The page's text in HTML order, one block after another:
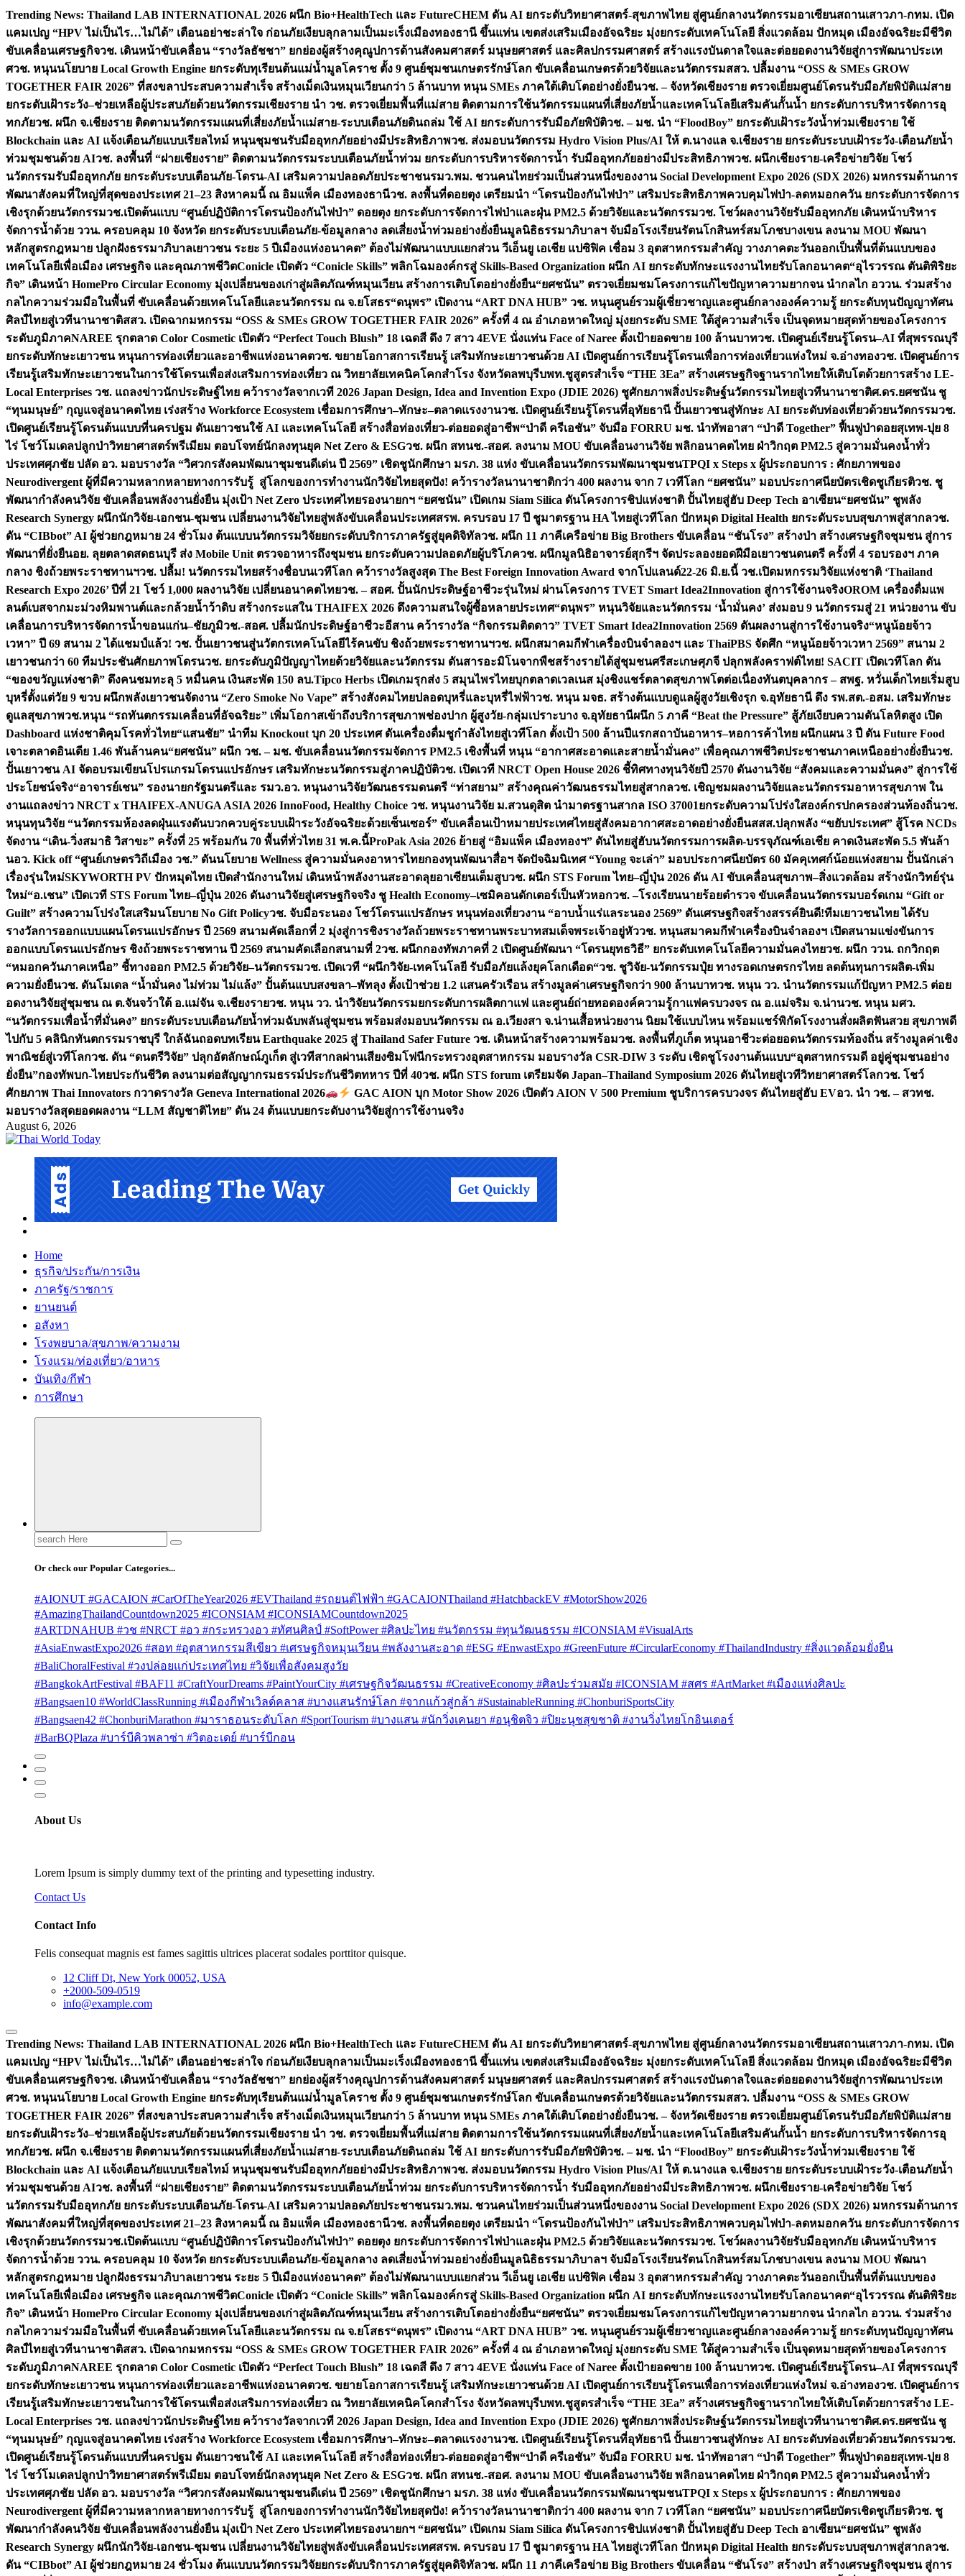
Skip
content
Trending News: Thailand LAB INTERNATIONAL 2026 ผนึก Bio+HealthTech และ FutureCHEM ดัน AI ยกระดับวิทยาศาสตร์-สุขภาพไทย สู่ศูนย์กลางนวัตกรรมอาเซียนสถานเสาวภา-กทม. เปิด
แคมเปญ “HPV ไม่เป็นไร…ไม่ได้” เตือนอย่าชะล่าใจ ก่อนภัยเงียบลุกลามเป็นมะเร็งเมืองทองธานี ขึ้นแท่น เขตส่งเสริมเมืองอัจฉริยะ มุ่งยกระดับเทคโนโลยี สิ่งแวดล้อม ปักหมุด เมืองอัจฉริยะมีชีวิต
ขับเคลื่อนเศรษฐกิจวช. เดินหน้าขับเคลื่อน “รางวัลธัชชา” ยกย่องผู้สร้างคุณูปการด้านสังคมศาสตร์ มนุษยศาสตร์ และศิลปกรรมศาสตร์ สร้างแรงบันดาลใจและต่อยอดงานวิจัยสู่การพัฒนาประเท
ศวช. หนุนนโยบาย Local Growth Engine ยกระดับทุเรียนต้นแม่น้ำมูลโคราช ตั้ง 9 ศูนย์ชุมชนเกษตรรักษ์โลก ขับเคลื่อนเกษตรด้วยวิจัยและนวัตกรรมสสว. ปลื้มงาน “OSS & SMEs GROW
TOGETHER FAIR 2026” ที่สงขลาประสบความสำเร็จ สร้างเม็ดเงินหมุนเวียนกว่า 5 ล้านบาท หนุน SMEs ภาคใต้เติบโตอย่างยั่งยืนวช. – จังหวัดเชียงราย ตรวจเยี่ยมศูนย์โดรนรับมือภัยพิบัติแม่สาย
ยกระดับเฝ้าระวัง–ช่วยเหลือผู้ประสบภัยด้วยนวัตกรรมเชียงราย นำ วช. ตรวจเยี่ยมพื้นที่แม่สาย ติดตามการใช้นวัตกรรมแผนที่เสี่ยงภัยน้ำและเทคโนโลยีเสริมคันกั้นน้ำ ยกระดับการบริหารจัดการอุ
ทกภัยวช. ผนึก จ.เชียงราย ติดตามนวัตกรรมแผนที่เสี่ยงภัยน้ำแม่สาย-ระบบเตือนภัยดินถล่ม ใช้ AI ยกระดับการรับมือภัยพิบัติวช. – มช. นำ “FloodBoy” ยกระดับเฝ้าระวังน้ำท่วมเชียงราย ใช้
Blockchain และ AI แจ้งเตือนภัยแบบเรียลไทม์ หนุนชุมชนรับมืออุทกภัยอย่างมีประสิทธิภาพวช. ส่งมอบนวัตกรรม Hydro Vision Plus/AI ให้ ต.นางแล จ.เชียงราย ยกระดับระบบเฝ้าระวัง-เตือนภัยน้ำ
ท่วมชุมชนด้วย AIวช. ลงพื้นที่ “ฝายเชียงราย” ติดตามนวัตกรรมระบบเตือนภัยน้ำท่วม ยกระดับการบริหารจัดการน้ำ รับมืออุทกภัยอย่างมีประสิทธิภาพวช. ผนึกเชียงราย-เครือข่ายวิจัย โชว์
นวัตกรรมรับมืออุทกภัย ยกระดับระบบเตือนภัย-โดรน-AI เสริมความปลอดภัยประชาชนรมว.พม. ชวนคนไทยร่วมเป็นส่วนหนึ่งของงาน Social Development Expo 2026 (SDX 2026) มหกรรมด้านการ
พัฒนาสังคมที่ใหญ่ที่สุดของประเทศ 21–23 สิงหาคมนี้ ณ อิมแพ็ค เมืองทองธานีวช. ลงพื้นที่ดอยตุง เตรียมนำ “โดรนป้องกันไฟป่า” เสริมประสิทธิภาพควบคุมไฟป่า-ลดหมอกควัน ยกระดับการจัดการ
เชิงรุกด้วยนวัตกรรมวช.เปิดต้นแบบ “ศูนย์ปฏิบัติการโดรนป้องกันไฟป่า” ดอยตุง ยกระดับการจัดการไฟป่าและฝุ่น PM2.5 ด้วยวิจัยและนวัตกรรมวช. โชว์ผลงานวิจัยรับมืออุทกภัย เดินหน้าบริหาร
จัดการน้ำด้วย ววน. ครอบคลุม 10 จังหวัด ยกระดับระบบเตือนภัย-ข้อมูลกลาง ลดเสี่ยงน้ำท่วมอย่างยั่งยืนมูลนิธิธรรมาภิบาลฯ จับมือโรงเรียนรัตนโกสินทร์สมโภชบางเขน ลงนาม MOU พัฒนา
หลักสูตรกฎหมาย ปลูกฝังธรรมาภิบาลเยาวชน ระยะ 5 ปีเมืองแห่งอนาคต” ต้องไม่พัฒนาแบบแยกส่วน วีเอ็นยู เอเชีย แปซิฟิค เชื่อม 3 อุตสาหกรรมสำคัญ วางภาคตะวันออกเป็นพื้นที่ต้นแบบของ
เทคโนโลยีเพื่อเมือง เศรษฐกิจ และคุณภาพชีวิตConicle เปิดตัว “Conicle Skills” พลิกโฉมองค์กรสู่ Skills-Based Organization ผนึก AI ยกระดับทักษะแรงงานไทยรับโลกอนาคต“อุไรวรรณ ตันติพิริยะ
กิจ” เดินหน้า HomePro Circular Economy มุ่งเปลี่ยนของเก่าสู่ผลิตภัณฑ์หมุนเวียน สร้างการเติบโตอย่างยั่งยืน“ยศชนัน” ตรวจเยี่ยมชมโครงการแก้ไขปัญหาความยากจน นำกลไก อววน. ร่วมสร้าง
กลไกความร่วมมือในพื้นที่ ขับเคลื่อนด้วยเทคโนโลยีและนวัตกรรม ณ จ.ยโสธร“ดนุพร” เปิดงาน “ART DNA HUB” วช. หนุนศูนย์รวมผู้เชี่ยวชาญและศูนย์กลางองค์ความรู้ ยกระดับทุนปัญญาทัศน
ศิลป์ไทยสู่เวทีนานาชาติสสว. เปิดฉากมหกรรม “OSS & SMEs GROW TOGETHER FAIR 2026” ครั้งที่ 4 ณ อำเภอหาดใหญ่ มุ่งยกระดับ SME ใต้สู่ความสำเร็จ เป็นจุดหมายสุดท้ายของโครงการ
ระดับภูมิภาคNAREE รุกตลาด Color Cosmetic เปิดตัว “Perfect Touch Blush” 18 เฉดสี ดึง 7 สาว 4EVE นั่งแท่น Face of Naree ตั้งเป้ายอดขาย 100 ล้านบาทวช. เปิดศูนย์เรียนรู้โดรน–AI ที่สุพรรณบุรี
ยกระดับทักษะเยาวชน หนุนการท่องเที่ยวและอาชีพแห่งอนาคตวช. ขยายโอกาสการเรียนรู้ เสริมทักษะเยาวชนด้วย AI เปิดศูนย์การเรียนรู้โดรนเพื่อการท่องเที่ยวแห่งใหม่ จ.อ่างทองวช. เปิดศูนย์การ
เรียนรู้เสริมทักษะเยาวชนในการใช้โดรนเพื่อส่งเสริมการท่องเที่ยว ณ วิทยาลัยเทคนิคโคกสำโรง จังหวัดลพบุรีบพท.ชูสูตรสำเร็จ “THE 3Ea” สร้างเศรษฐกิจฐานรากไทยให้เติบโตด้วยการสร้าง LE-
Local Enterprises วช. แถลงข่าวนักประดิษฐ์ไทย คว้ารางวัลจากเวที 2026 Japan Design, Idea and Invention Expo (JDIE 2026) ชูศักยภาพสิ่งประดิษฐ์นวัตกรรมไทยสู่เวทีนานาชาติศ.ดร.ยศชนัน ชู
“ทุนมนุษย์” กุญแจสู่อนาคตไทย เร่งสร้าง Workforce Ecosystem เชื่อมการศึกษา–ทักษะ–ตลาดแรงงานวช. เปิดศูนย์เรียนรู้โดรนที่อุทัยธานี ปั้นเยาวชนสู่ทักษะ AI ยกระดับท่องเที่ยวด้วยนวัตกรรมวช.
เปิดศูนย์เรียนรู้โดรนต้นแบบที่นครปฐม ดันเยาวชนใช้ AI และเทคโนโลยี สร้างสื่อท่องเที่ยว-ต่อยอดสู่อาชีพ“ป่าดี ครีเอชัน” จับมือ FORRU มช. นำทัพอาสา “ป่าดี Together” ฟื้นฟูป่าดอยสุเทพ-ปุย 8
ไร่ โชว์โมเดลปลูกป่าวิทยาศาสตร์พรีเมียม ตอบโจทย์นักลงทุนยุค Net Zero & ESGวช. ผนึก สทนช.-สอศ. ลงนาม MOU ขับเคลื่อนงานวิจัย พลิกอนาคตไทย ฝ่าวิกฤต PM2.5 สู่ความมั่นคงน้ำทั่ว
ประเทศศุภชัย ปลัด อว. มอบรางวัล “วิศวกรสังคมพัฒนาชุมชนดีเด่น ปี 2569” เชิดชูนักศึกษา มรภ. 38 แห่ง ขับเคลื่อนนวัตกรรมพัฒนาชุมชนTPQI x Steps x ผู้ประกอบการ : ศักยภาพของ
Neurodivergent ผู้ที่มีความหลากหลายทางการรับรู้ สู่โลกของการทำงานนักวิจัยไทยสุดปัง! คว้ารางวัลนานาชาติกว่า 400 ผลงาน จาก 7 เวทีโลก “ยศชนัน” มอบประกาศนียบัตรเชิดชูเกียรติวช. ชู
พัฒนากำลังคนวิจัย ขับเคลื่อนพลังงานยั่งยืน มุ่งเป้า Net Zero ประเทศไทยรองนายกฯ “ยศชนัน” เปิดเกม Siam Silica ดันโครงการชิปแห่งชาติ ปั้นไทยสู่ฮับ Deep Tech อาเซียน“ยศชนัน” ชูพลัง
Research Synergy ผนึกนักวิจัย-เอกชน-ชุมชน เปลี่ยนงานวิจัยไทยสู่พลังขับเคลื่อนประเทศสรพ. ครบรอบ 17 ปี ชูมาตรฐาน HA ไทยสู่เวทีโลก ปักหมุด Digital Health ยกระดับระบบสุขภาพสู่สากลวช.
ดัน “CIBbot” AI ผู้ช่วยกฎหมาย 24 ชั่วโมง ต้นแบบนวัตกรรมวิจัยยกระดับบริการภาครัฐสู่ยุคดิจิทัลวช. ผนึก 11 ภาคีเครือข่าย Big Brothers ขับเคลื่อน “ชันโรง” สร้างป่า สร้างเศรษฐกิจชุมชน สู่การ
พัฒนาที่ยั่งยืนอย. ลุยตลาดสดธนบุรี ส่ง Mobile Unit ตรวจอาหารถึงชุมชน ยกระดับความปลอดภัยผู้บริโภควช. ผนึกมูลนิธิอาจารย์สุกรีฯ จัดประลองยอดฝีมือเยาวชนดนตรี ครั้งที่ 4 รอบรองฯ ภาค
กลาง ชิงถ้วยพระราชทานฯวช. ปลื้ม! นวัตกรรมไทยสร้างชื่อบนเวทีโลก คว้ารางวัลสูงสุด The Best Foreign Innovation Award จากโปแลนด์22-26 มิ.ย.นี้ วช.เปิดมหกรรมวิจัยแห่งชาติ ‘Thailand
Research Expo 2026’ ปีที่ 21 โชว์ 1,000 ผลงานวิจัย เปลี่ยนอนาคตไทยวช. – สอศ. ปั้นนักประดิษฐ์อาชีวะรุ่นใหม่ ผ่านโครงการ TVET Smart Idea2Innovation สู่การใช้งานจริงOROM เครื่องดื่มแพ
ลนต์เบสจากมะม่วงหิมพานต์และกล้วยน้ำว้าดิบ สร้างกระแสใน THAIFEX 2026 ดึงความสนใจผู้ซื้อหลายประเทศ“ดนุพร” หนุนวิจัยและนวัตกรรม ‘น้ำมั่นคง’ ส่งมอบ 9 นวัตกรรมสู่ 21 หน่วยงาน ขับ
เคลื่อนการบริหารจัดการน้ำขอนแก่น–ชัยภูมิวช.-สอศ. ปลื้มนักประดิษฐ์อาชีวะอีสาน คว้ารางวัล “กิจกรรมติดดาว” TVET Smart Idea2Innovation 2569 ดันผลงานสู่การใช้งานจริง“หนูน้อยจ้าว
เวหา” ปี 69 สนาม 2 ได้แชมป์แล้ว! วช. ปั้นเยาวชนสู่นวัตกรเทคโนโลยีไร้คนขับ ชิงถ้วยพระราชทานฯวช. ผนึกสมาคมกีฬาเครื่องบินจำลองฯ และ ThaiPBS จัดศึก “หนูน้อยจ้าวเวหา 2569” สนาม 2
เยาวชนกว่า 60 ทีมประชันศักยภาพโดรนวช. ยกระดับภูมิปัญญาไทยด้วยวิจัยและนวัตกรรม ดันสารอะมิโนจากพืชสร้างรายได้สู่ชุมชนศรีสะเกษศุภจี ปลุกพลังคราฟต์ไทย! SACIT เปิดเวทีโลก ดัน
“ของขวัญแห่งชาติ” ดึงคนชมทะลุ 5 หมื่นคน เงินสะพัด 150 ลบ.Tipco Herbs เปิดเกมรุกส่ง 5 สมุนไพรไทยบุกตลาดเวลเนส มุ่งชิงแชร์ตลาดสุขภาพโตต่อเนื่องทันตบุคลากร – สพฐ. หวั่นเด็กไทยเริ่มสูบ
บุหรี่ตั้งแต่วัย 9 ขวบ ผนึกพลังเยาวชนจัดงาน “Zero Smoke No Vape” สร้างสังคมไทยปลอดบุหรี่และบุหรี่ไฟฟ้าวช. หนุน มจธ. สร้างต้นแบบดูแลผู้สูงวัยเชิงรุก จ.อุทัยธานี ดึง รพ.สต.-อสม. เสริมทักษะ
ดูแลสุขภาพวช.หนุน “รถทันตกรรมเคลื่อนที่อัจฉริยะ” เพิ่มโอกาสเข้าถึงบริการสุขภาพช่องปาก ผู้สูงวัย-กลุ่มเปราะบาง จ.อุทัยธานีผนึก 5 ภาคี “Beat the Pressure” สู้ภัยเงียบความดันโลหิตสูง เปิด
Dashboard แห่งชาติคุมโรคทั่วไทย“แสนชัย” นำทีม Knockout บุก 20 ประเทศ ดันเครื่องดื่มชูกำลังไทยสู่เวทีโลก ตั้งเป้า 500 ล้านปีแรกสถาบันอาหาร–หอการค้าไทย ผนึกแผน 3 ปี ดัน Future Food
เจาะตลาดอินเดีย 1.46 พันล้านคน“ยศชนัน” ผนึก วช. – มช. ขับเคลื่อนนวัตกรรมจัดการ PM2.5 เชิงพื้นที่ หนุน “อากาศสะอาดและสายน้ำมั่นคง” เพื่อคุณภาพชีวิตประชาชนภาคเหนืออย่างยั่งยืนวช.
ปั้นเยาวชน AI จัดอบรมเขียนโปรแกรมโดรนแปรอักษร เสริมทักษะนวัตกรรมสู่ภาคปฏิบัติวช. เปิดเวที NRCT Open House 2026 ชี้ทิศทางทุนวิจัยปี 2570 ดันงานวิจัย “สังคมและความมั่นคง” สู่การใช้
ประโยชน์จริง“อาจารย์เชน” รองนายกรัฐมนตรีและ รมว.อว. หนุนงานวิจัยวัฒนธรรมดนตรี “ท่าสยาม” สร้างคุณค่าวัฒนธรรมไทยสู่สากลวช. เชิญชมผลงานวิจัยและนวัตกรรมอาหารสุขภาพ ใน
งานแถลงข่าว NRCT x THAIFEX-ANUGA ASIA 2026 InnoFood, Healthy Choice วช. หนุนงานวิจัย ม.สวนดุสิต นำมาตรฐานสากล ISO 37001ยกระดับความโปร่งใสองค์กรปกครองส่วนท้องถิ่นวช.
หนุนทุนวิจัย “นวัตกรรมห้องลดฝุ่นแรงดันบวกควบคู่ระบบเฝ้าระวังอัจฉริยะด้วยเซ็นเซอร์” ขับเคลื่อนเป้าหมายประเทศไทยสู่สังคมอากาศสะอาดอย่างยั่งยืนสสส.ปลุกพลัง “ขยับประเทศ” สู้โรค NCDs
จัดงาน “เดิน-วิ่งสมาธิ วิสาขะ” ครั้งที่ 25 พร้อมกัน 70 พื้นที่ทั่วไทย 31 พ.ค.นี้ProPak Asia 2026 ย้ายสู่ “อิมแพ็ค เมืองทองฯ” ดันไทยสู่ฮับนวัตกรรมการผลิต-บรรจุภัณฑ์เอเชีย คาดเงินสะพัด 5.5 พันล้า
นอว. Kick off “ศูนย์เกษตรวิถีเมือง วช.” ดันนโยบาย Wellness สู่ความมั่นคงอาหารไทยกองทุนพัฒนาสื่อฯ จัดปัจฉิมนิเทศ “Young จะเล่า” มอบประกาศนียบัตร 60 มัคคุเทศก์น้อยแห่งสยาม ปั้นนักเล่า
เรื่องรุ่นใหม่SKYWORTH PV ปักหมุดไทย เปิดสำนักงานใหม่ เดินหน้าพลังงานสะอาดลุยอาเซียนเต็มสูบวช. ผนึก STS Forum ไทย–ญี่ปุ่น 2026 ดัน AI ขับเคลื่อนสุขภาพ–สิ่งแวดล้อม สร้างนักวิทย์รุ่น
ใหม่“อ.เชน” เปิดเวที STS Forum ไทย–ญี่ปุ่น 2026 ดันงานวิจัยสู่เศรษฐกิจจริง ชู Health Economy–เซมิคอนดักเตอร์เป็นหัวหอกวช. –โรงเรียนนายร้อยตำรวจ ขับเคลื่อนนวัตกรรมบอร์ดเกม “Gift or
Guilt” สร้างความโปร่งใสเสริมนโยบาย No Gift Policyวช. จับมือระนอง โชว์โดรนแปรอักษร หนุนท่องเที่ยวงาน “อาบน้ำแร่แลระนอง 2569” ดันเศรษฐกิจสร้างสรรค์ยินดี!ทีมเยาวชนไทย ได้รับ
รางวัลการออกแบบแผนโดรนแปรอักษร ปี 2569 สนามคัดเลือกที่ 2 มุ่งสู่การชิงรางวัลถ้วยพระราชทานพระบาทสมเด็จพระเจ้าอยู่หัววช. หนุนสมาคมกีฬาเครื่องบินจำลองฯ เปิดสนามแข่งขันการ
ออกแบบโดรนแปรอักษร ชิงถ้วยพระราชทาน ปี 2569 สนามคัดเลือกสนามที่ 2วช. ผนึกกองทัพภาคที่ 2 เปิดศูนย์พัฒนา “โดรนยุทธวิธี” ยกระดับเทคโนโลยีความมั่นคงไทยวช. ผนึก ววน. ถกวิกฤต
“หมอกควันภาคเหนือ” ชี้ทางออก PM2.5 ด้วยวิจัย–นวัตกรรมวช. เปิดเวที “ผนึกวิจัย-เทคโนโลยี รับมือภัยแล้งยุคโลกเดือด“วช. ชูวิจัย-นวัตกรรมปุ๋ย ทางรอดเกษตรกรไทย ลดต้นทุนการผลิต-เพิ่ม
ความยั่งยืนวช. ดันโมเดล “น้ำมั่นคง ไม่ท่วม ไม่แล้ง” ปั้นต้นแบบสงขลา–พัทลุง ตั้งเป้าช่วย 1.2 แสนครัวเรือน สร้างมูลค่าเศรษฐกิจกว่า 900 ล้านบาทวช. หนุน วว. นำนวัตกรรมแก้ปัญหา PM2.5 ต่อย
อดงานวิจัยสู่ชุมชน ณ ต.จันจว้าใต้ อ.แม่จัน จ.เชียงรายวช. หนุน วว. นำวิจัยนวัตกรรมยกระดับการผลิตกาแฟ และศูนย์ถ่ายทอดองค์ความรู้กาแฟครบวงจร ณ อ.แม่จริม จ.น่านวช. หนุน มศว.
“นวัตกรรมเพื่อน้ำที่มั่นคง” ยกระดับระบบเตือนภัยน้ำท่วมฉับพลันสู่ชุมชน พร้อมส่งมอบนวัตกรรม ณ อ.เวียงสา จ.น่านเสื้อหน่วยงาน นิยมใช้แบบไหน พร้อมแชร์พิกัดโรงงานสั่งผลิตฟันสวย สุขภาพดี
ไปกับ 5 คลินิกทันตกรรมราชบุรี ใกล้ฉันถอดบทเรียน Earthquake 2025 สู่ Thailand Safer Future วช. เดินหน้าสร้างความพร้อมวช. ลงพื้นที่ภูเก็ต หนุนอาชีวะต่อยอดนวัตกรรมท้องถิ่น สร้างมูลค่าเชิง
พาณิชย์สู่เวทีโลกวช. ดัน “ดนตรีวิจัย” ปลุกอัตลักษณ์ภูเก็ต สู่เวทีสากลผ่านเสียงซิมโฟนีกระทรวงอุตสาหกรรม มอบรางวัล CSR-DIW 3 ระดับ เชิดชูโรงงานต้นแบบ“อุตสาหกรรมดี อยู่คู่ชุมชนอย่าง
ยั่งยืน”กองทัพบก-ไทยประกันชีวิต ลงนามต่อสัญญากรมธรรม์ประกันชีวิตทหาร ปีที่ 40วช. ผนึก STS forum เตรียมจัด Japan–Thailand Symposium 2026 ดันไทยสู่เวทีวิทยาศาสตร์โลกวช. โชว์
ศักยภาพ Thai Innovators กวาดรางวัล Geneva International 2026
GAC AION บุก Motor Show 2026 เปิดตัว AION V 500 Premium ชูบริการครบวงจร ดันไทยสู่ฮับ EVอว. นำ วช. – สวทช.
มอบรางวัลสุดยอดผลงาน “LLM สัญชาติไทย” ดัน 24 ต้นแบบยกระดับงานวิจัยสู่การใช้งานจริง
August 6, 2026
Home
ธุรกิจ/ประกัน/การเงิน
ภาครัฐ/ราชการ
ยานยนต์
อสังหา
โรงพยบาล/สุขภาพ/ความงาม
โรงแรม/ท่องเที่ยว/อาหาร
บันเทิง/กีฬา
การศึกษา
Search
for:
Or check our Popular Categories...
#AIONUT #GACAION #CarOfTheYear2026 #EVThailand #รถยนต์ไฟฟ้า #GACAIONThailand #HatchbackEV #MotorShow2026
#AmazingThailandCountdown2025 #ICONSIAM #ICONSIAMCountdown2025
#ARTDNAHUB #วช #NRCT #อว #กระทรวงอว #ทัศนศิลป์ #SoftPower #ศิลปะไทย #นวัตกรรม #ทุนวัฒนธรรม #ICONSIAM #VisualArts
#AsiaEnwastExpo2026 #สอท #อุตสาหกรรมสีเขียว #เศรษฐกิจหมุนเวียน #พลังงานสะอาด #ESG #EnwastExpo #GreenFuture #CircularEconomy #ThailandIndustry #สิ่งแวดล้อมยั่งยืน
#BaliChoralFestival #วงปล่อยแก่ประเทศไทย #วิจัยเพื่อสังคมสูงวัย
#BangkokArtFestival #BAF11 #CraftYourDreams #PaintYourCity #เศรษฐกิจวัฒนธรรม #CreativeEconomy #ศิลปะร่วมสมัย #ICONSIAM #สศร #ArtMarket #เมืองแห่งศิลปะ
#Bangsaen10 #WorldClassRunning #เมืองกีฬาเวิลด์คลาส #บางแสนรักษ์โลก #จากแก้วสู่กล้า #SustainableRunning #ChonburiSportsCity
#Bangsaen42 #ChonburiMarathon #มาราธอนระดับโลก #SportTourism #บางแสน #นักวิ่งเคนยา #อนุชิตจิว #ปิยะนุชสุขชาติ #งานวิ่งไทยโกอินเตอร์
#BarBQPlaza #บาร์บีคิวพลาซ่า #วิตอะเดย์ #บาร์บีกอน
About Us
Lorem Ipsum is simply dummy text of the printing and typesetting industry.
Contact Us
Contact Info
Felis consequat magnis est fames sagittis ultrices placerat sodales porttitor quisque.
12 Cliff Dt, New York 00052, USA
+2000-509-0519
info@example.com
Trending News: Thailand LAB INTERNATIONAL 2026 ผนึก Bio+HealthTech และ FutureCHEM ดัน AI ยกระดับวิทยาศาสตร์-สุขภาพไทย สู่ศูนย์กลางนวัตกรรมอาเซียนสถานเสาวภา-กทม. เปิด
แคมเปญ “HPV ไม่เป็นไร…ไม่ได้” เตือนอย่าชะล่าใจ ก่อนภัยเงียบลุกลามเป็นมะเร็งเมืองทองธานี ขึ้นแท่น เขตส่งเสริมเมืองอัจฉริยะ มุ่งยกระดับเทคโนโลยี สิ่งแวดล้อม ปักหมุด เมืองอัจฉริยะมีชีวิต
ขับเคลื่อนเศรษฐกิจวช. เดินหน้าขับเคลื่อน “รางวัลธัชชา” ยกย่องผู้สร้างคุณูปการด้านสังคมศาสตร์ มนุษยศาสตร์ และศิลปกรรมศาสตร์ สร้างแรงบันดาลใจและต่อยอดงานวิจัยสู่การพัฒนาประเท
ศวช. หนุนนโยบาย Local Growth Engine ยกระดับทุเรียนต้นแม่น้ำมูลโคราช ตั้ง 9 ศูนย์ชุมชนเกษตรรักษ์โลก ขับเคลื่อนเกษตรด้วยวิจัยและนวัตกรรมสสว. ปลื้มงาน “OSS & SMEs GROW
TOGETHER FAIR 2026” ที่สงขลาประสบความสำเร็จ สร้างเม็ดเงินหมุนเวียนกว่า 5 ล้านบาท หนุน SMEs ภาคใต้เติบโตอย่างยั่งยืนวช. – จังหวัดเชียงราย ตรวจเยี่ยมศูนย์โดรนรับมือภัยพิบัติแม่สาย
ยกระดับเฝ้าระวัง–ช่วยเหลือผู้ประสบภัยด้วยนวัตกรรมเชียงราย นำ วช. ตรวจเยี่ยมพื้นที่แม่สาย ติดตามการใช้นวัตกรรมแผนที่เสี่ยงภัยน้ำและเทคโนโลยีเสริมคันกั้นน้ำ ยกระดับการบริหารจัดการอุ
ทกภัยวช. ผนึก จ.เชียงราย ติดตามนวัตกรรมแผนที่เสี่ยงภัยน้ำแม่สาย-ระบบเตือนภัยดินถล่ม ใช้ AI ยกระดับการรับมือภัยพิบัติวช. – มช. นำ “FloodBoy” ยกระดับเฝ้าระวังน้ำท่วมเชียงราย ใช้
Blockchain และ AI แจ้งเตือนภัยแบบเรียลไทม์ หนุนชุมชนรับมืออุทกภัยอย่างมีประสิทธิภาพวช. ส่งมอบนวัตกรรม Hydro Vision Plus/AI ให้ ต.นางแล จ.เชียงราย ยกระดับระบบเฝ้าระวัง-เตือนภัยน้ำ
ท่วมชุมชนด้วย AIวช. ลงพื้นที่ “ฝายเชียงราย” ติดตามนวัตกรรมระบบเตือนภัยน้ำท่วม ยกระดับการบริหารจัดการน้ำ รับมืออุทกภัยอย่างมีประสิทธิภาพวช. ผนึกเชียงราย-เครือข่ายวิจัย โชว์
นวัตกรรมรับมืออุทกภัย ยกระดับระบบเตือนภัย-โดรน-AI เสริมความปลอดภัยประชาชนรมว.พม. ชวนคนไทยร่วมเป็นส่วนหนึ่งของงาน Social Development Expo 2026 (SDX 2026) มหกรรมด้านการ
พัฒนาสังคมที่ใหญ่ที่สุดของประเทศ 21–23 สิงหาคมนี้ ณ อิมแพ็ค เมืองทองธานีวช. ลงพื้นที่ดอยตุง เตรียมนำ “โดรนป้องกันไฟป่า” เสริมประสิทธิภาพควบคุมไฟป่า-ลดหมอกควัน ยกระดับการจัดการ
เชิงรุกด้วยนวัตกรรมวช.เปิดต้นแบบ “ศูนย์ปฏิบัติการโดรนป้องกันไฟป่า” ดอยตุง ยกระดับการจัดการไฟป่าและฝุ่น PM2.5 ด้วยวิจัยและนวัตกรรมวช. โชว์ผลงานวิจัยรับมืออุทกภัย เดินหน้าบริหาร
จัดการน้ำด้วย ววน. ครอบคลุม 10 จังหวัด ยกระดับระบบเตือนภัย-ข้อมูลกลาง ลดเสี่ยงน้ำท่วมอย่างยั่งยืนมูลนิธิธรรมาภิบาลฯ จับมือโรงเรียนรัตนโกสินทร์สมโภชบางเขน ลงนาม MOU พัฒนา
หลักสูตรกฎหมาย ปลูกฝังธรรมาภิบาลเยาวชน ระยะ 5 ปีเมืองแห่งอนาคต” ต้องไม่พัฒนาแบบแยกส่วน วีเอ็นยู เอเชีย แปซิฟิค เชื่อม 3 อุตสาหกรรมสำคัญ วางภาคตะวันออกเป็นพื้นที่ต้นแบบของ
เทคโนโลยีเพื่อเมือง เศรษฐกิจ และคุณภาพชีวิตConicle เปิดตัว “Conicle Skills” พลิกโฉมองค์กรสู่ Skills-Based Organization ผนึก AI ยกระดับทักษะแรงงานไทยรับโลกอนาคต“อุไรวรรณ ตันติพิริยะ
กิจ” เดินหน้า HomePro Circular Economy มุ่งเปลี่ยนของเก่าสู่ผลิตภัณฑ์หมุนเวียน สร้างการเติบโตอย่างยั่งยืน“ยศชนัน” ตรวจเยี่ยมชมโครงการแก้ไขปัญหาความยากจน นำกลไก อววน. ร่วมสร้าง
กลไกความร่วมมือในพื้นที่ ขับเคลื่อนด้วยเทคโนโลยีและนวัตกรรม ณ จ.ยโสธร“ดนุพร” เปิดงาน “ART DNA HUB” วช. หนุนศูนย์รวมผู้เชี่ยวชาญและศูนย์กลางองค์ความรู้ ยกระดับทุนปัญญาทัศน
ศิลป์ไทยสู่เวทีนานาชาติสสว. เปิดฉากมหกรรม “OSS & SMEs GROW TOGETHER FAIR 2026” ครั้งที่ 4 ณ อำเภอหาดใหญ่ มุ่งยกระดับ SME ใต้สู่ความสำเร็จ เป็นจุดหมายสุดท้ายของโครงการ
ระดับภูมิภาคNAREE รุกตลาด Color Cosmetic เปิดตัว “Perfect Touch Blush” 18 เฉดสี ดึง 7 สาว 4EVE นั่งแท่น Face of Naree ตั้งเป้ายอดขาย 100 ล้านบาทวช. เปิดศูนย์เรียนรู้โดรน–AI ที่สุพรรณบุรี
ยกระดับทักษะเยาวชน หนุนการท่องเที่ยวและอาชีพแห่งอนาคตวช. ขยายโอกาสการเรียนรู้ เสริมทักษะเยาวชนด้วย AI เปิดศูนย์การเรียนรู้โดรนเพื่อการท่องเที่ยวแห่งใหม่ จ.อ่างทองวช. เปิดศูนย์การ
เรียนรู้เสริมทักษะเยาวชนในการใช้โดรนเพื่อส่งเสริมการท่องเที่ยว ณ วิทยาลัยเทคนิคโคกสำโรง จังหวัดลพบุรีบพท.ชูสูตรสำเร็จ “THE 3Ea” สร้างเศรษฐกิจฐานรากไทยให้เติบโตด้วยการสร้าง LE-
Local Enterprises วช. แถลงข่าวนักประดิษฐ์ไทย คว้ารางวัลจากเวที 2026 Japan Design, Idea and Invention Expo (JDIE 2026) ชูศักยภาพสิ่งประดิษฐ์นวัตกรรมไทยสู่เวทีนานาชาติศ.ดร.ยศชนัน ชู
“ทุนมนุษย์” กุญแจสู่อนาคตไทย เร่งสร้าง Workforce Ecosystem เชื่อมการศึกษา–ทักษะ–ตลาดแรงงานวช. เปิดศูนย์เรียนรู้โดรนที่อุทัยธานี ปั้นเยาวชนสู่ทักษะ AI ยกระดับท่องเที่ยวด้วยนวัตกรรมวช.
เปิดศูนย์เรียนรู้โดรนต้นแบบที่นครปฐม ดันเยาวชนใช้ AI และเทคโนโลยี สร้างสื่อท่องเที่ยว-ต่อยอดสู่อาชีพ“ป่าดี ครีเอชัน” จับมือ FORRU มช. นำทัพอาสา “ป่าดี Together” ฟื้นฟูป่าดอยสุเทพ-ปุย 8
ไร่ โชว์โมเดลปลูกป่าวิทยาศาสตร์พรีเมียม ตอบโจทย์นักลงทุนยุค Net Zero & ESGวช. ผนึก สทนช.-สอศ. ลงนาม MOU ขับเคลื่อนงานวิจัย พลิกอนาคตไทย ฝ่าวิกฤต PM2.5 สู่ความมั่นคงน้ำทั่ว
ประเทศศุภชัย ปลัด อว. มอบรางวัล “วิศวกรสังคมพัฒนาชุมชนดีเด่น ปี 2569” เชิดชูนักศึกษา มรภ. 38 แห่ง ขับเคลื่อนนวัตกรรมพัฒนาชุมชนTPQI x Steps x ผู้ประกอบการ : ศักยภาพของ
Neurodivergent ผู้ที่มีความหลากหลายทางการรับรู้ สู่โลกของการทำงานนักวิจัยไทยสุดปัง! คว้ารางวัลนานาชาติกว่า 400 ผลงาน จาก 7 เวทีโลก “ยศชนัน” มอบประกาศนียบัตรเชิดชูเกียรติวช. ชู
พัฒนากำลังคนวิจัย ขับเคลื่อนพลังงานยั่งยืน มุ่งเป้า Net Zero ประเทศไทยรองนายกฯ “ยศชนัน” เปิดเกม Siam Silica ดันโครงการชิปแห่งชาติ ปั้นไทยสู่ฮับ Deep Tech อาเซียน“ยศชนัน” ชูพลัง
Research Synergy ผนึกนักวิจัย-เอกชน-ชุมชน เปลี่ยนงานวิจัยไทยสู่พลังขับเคลื่อนประเทศสรพ. ครบรอบ 17 ปี ชูมาตรฐาน HA ไทยสู่เวทีโลก ปักหมุด Digital Health ยกระดับระบบสุขภาพสู่สากลวช.
ดัน “CIBbot” AI ผู้ช่วยกฎหมาย 24 ชั่วโมง ต้นแบบนวัตกรรมวิจัยยกระดับบริการภาครัฐสู่ยุคดิจิทัลวช. ผนึก 11 ภาคีเครือข่าย Big Brothers ขับเคลื่อน “ชันโรง” สร้างป่า สร้างเศรษฐกิจชุมชน สู่การ